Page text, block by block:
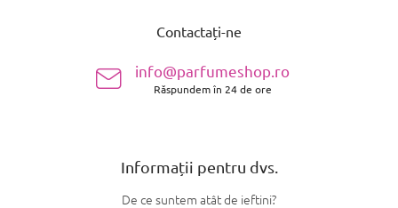
Contactați-ne
info@parfumeshop.ro
Răspundem în 24 de ore
Informații pentru dvs.
De ce suntem atât de ieftini?